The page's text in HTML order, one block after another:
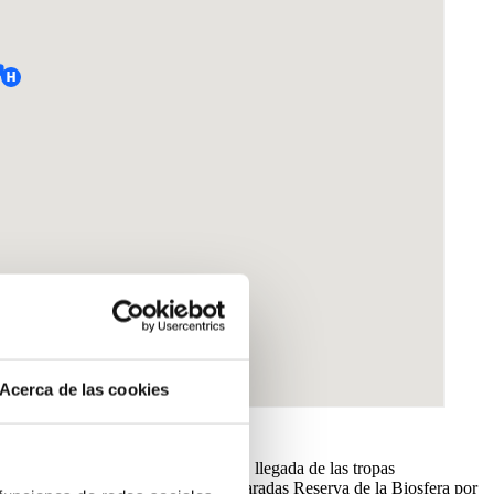
Acerca de las cookies
mucho más antigua (época romana, llegada de las tropas
áreas cercanas, hayan sido declaradas Reserva de la Biosfera por